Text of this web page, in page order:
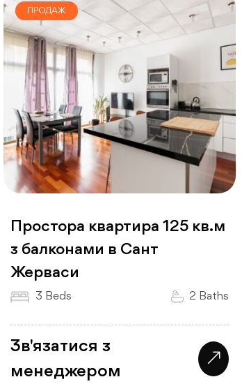
ПРОДАЖ
Простора квартира 125 кв.м
з балконами в Сант
Жерваси
3 Beds 2 Baths
Зв'язатися з
менеджером